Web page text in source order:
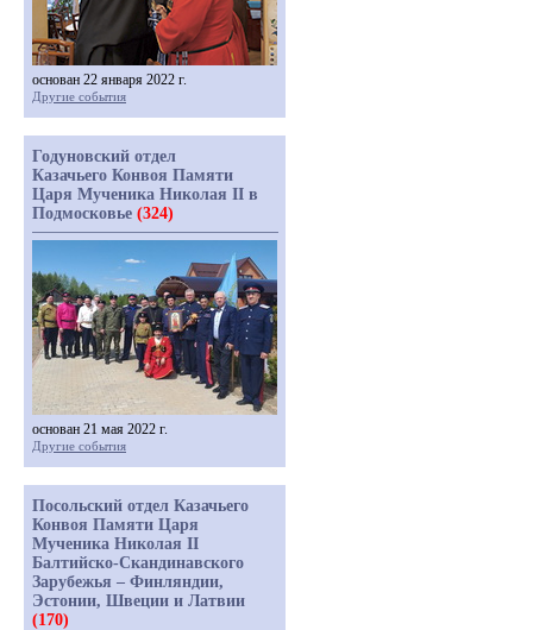
основан 22 января 2022 г.
Другие события
Годуновский отдел
Казачьего Конвоя Памяти
Царя Мученика Николая II в
Подмосковье (324)
основан 21 мая 2022 г.
Другие события
Посольский отдел Казачьего
Конвоя Памяти Царя
Мученика Николая II
Балтийско-Скандинавского
Зарубежья – Финляндии,
Эстонии, Швеции и Латвии
(170)